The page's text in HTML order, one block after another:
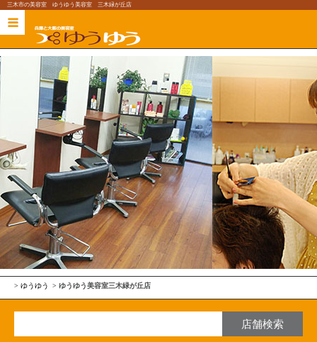
三木市の美容室 ゆうゆう美容室 三木緑が丘店
ゆうゆう ゆうゆう美容室三木緑が丘店
店舗検索